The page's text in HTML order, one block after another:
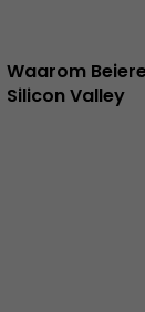
Waarom
Silicon Valley